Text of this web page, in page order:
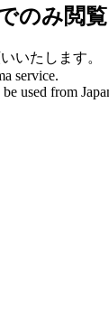
のみ閲覧
いたします。
service.
used from